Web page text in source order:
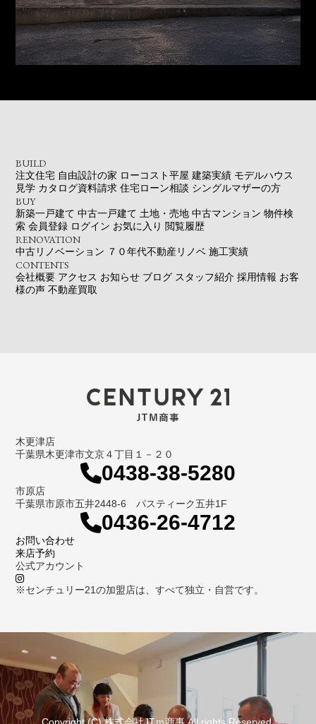
BUILD
注文住宅 自由設計の家 ローコスト平屋 建築実績 モデルハウス
見学 カタログ資料請求 住宅ローン相談 シングルマザーの方
BUY
新築一戸建て 中古一戸建て 土地・売地 中古マンション 物件検
索 会員登録 ログイン お気に入り 閲覧履歴
RENOVATION
中古リノベーション ７０年代不動産リノベ 施工実績
CONTENTS
会社概要 アクセス お知らせ ブログ スタッフ紹介 採用情報 お客
様の声 不動産買取
木更津店
千葉県木更津市文京４丁目１－２０
0438-38-5280
市原店
千葉県市原市五井2448-6 パスティーク五井1F
0436-26-4712
お問い合わせ
来店予約
公式アカウント
※センチュリー21の加盟店は、すべて独立・自営です。